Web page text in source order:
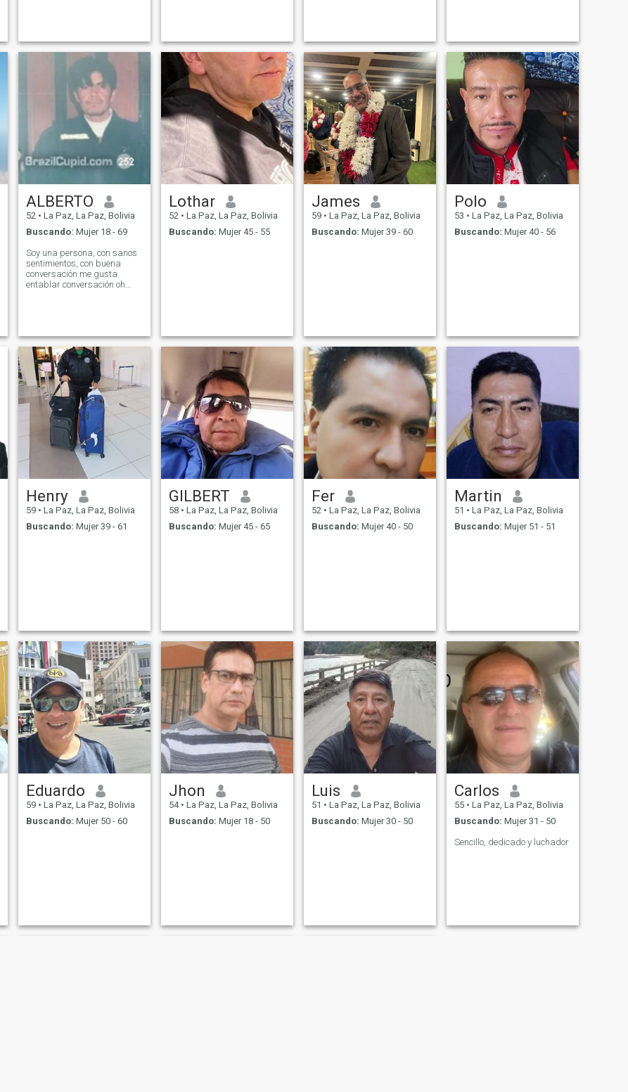
открывать для себя новые
места, обсуждать
интересные темы и
разделять простые, но
особенны
ALBERTO
52 • La Paz, La Paz, Bolivia
Buscando: Mujer 18 - 69
Soy una persona, con sanos
sentimientos, con buena
conversación me gusta
entablar conversación oh
Lothar
52 • La Paz, La Paz, Bolivia
Buscando: Mujer 45 - 55
James
59 • La Paz, La Paz, Bolivia
Buscando: Mujer 39 - 60
Polo
53 • La Paz, La Paz, Bolivia
Buscando: Mujer 40 - 56
Henry
59 • La Paz, La Paz, Bolivia
Buscando: Mujer 39 - 61
GILBERT
58 • La Paz, La Paz, Bolivia
Buscando: Mujer 45 - 65
Fer
52 • La Paz, La Paz, Bolivia
Buscando: Mujer 40 - 50
Martin
51 • La Paz, La Paz, Bolivia
Buscando: Mujer 51 - 51
Eduardo
59 • La Paz, La Paz, Bolivia
Buscando: Mujer 50 - 60
Jhon
54 • La Paz, La Paz, Bolivia
Buscando: Mujer 18 - 50
Luis
51 • La Paz, La Paz, Bolivia
Buscando: Mujer 30 - 50
Carlos
55 • La Paz, La Paz, Bolivia
Buscando: Mujer 31 - 50
Sencillo, dedicado y luchador